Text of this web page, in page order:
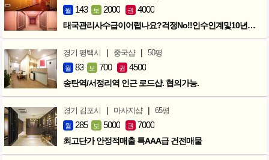
월 143 보 2000 권 4000
태국관리사수급이어렵나요?걱정No!!인수인계및10년노하우 모두승계
경기 평택시 | 중국샵 | 50평
월 83 보 700 권 4500
송탄역/서정리역 인근 로드샵. 협의가능.
경기 김포시 | 마사지샵 | 65평
월 285 보 5000 권 7000
최고단가 안정적매출 특AAA급 건전매물